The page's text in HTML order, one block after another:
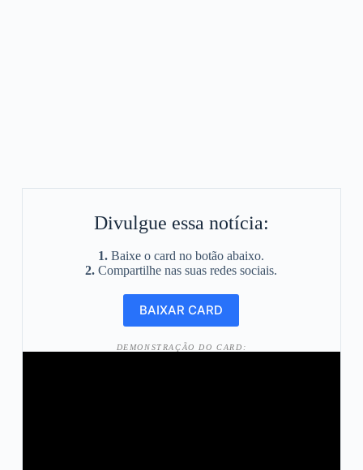
Divulgue essa notícia:
1. Baixe o card no botão abaixo.
2. Compartilhe nas suas redes sociais.
DEMONSTRAÇÃO DO CARD: